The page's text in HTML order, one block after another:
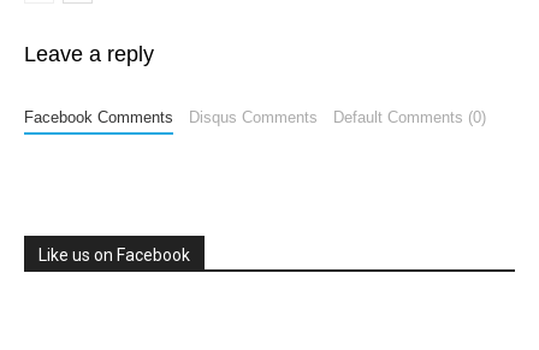
Leave a reply
Facebook Comments Disqus Comments Default Comments (0)
Like us on Facebook